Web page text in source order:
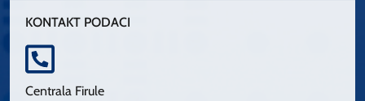
KONTAKT PODACI
Centrala Firule